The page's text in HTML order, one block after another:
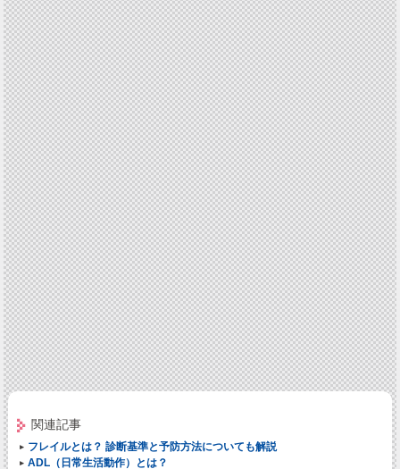
関連記事
フレイルとは？ 診断基準と予防方法についても解説
ADL（日常生活動作）とは？